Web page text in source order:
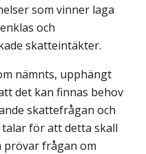
som vinner laga
och
skatteintäkter.
nämnts, upphängt
det kan finnas behov
skattefrågan och
för att detta skall
prövar frågan om